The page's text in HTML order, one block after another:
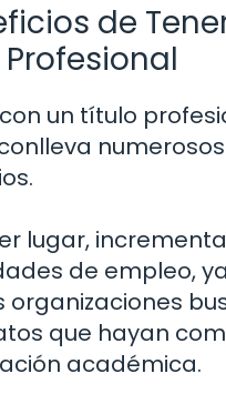
de
un título
numerosos
lugar,
de empleo,
organizaciones
que hayan
académica.